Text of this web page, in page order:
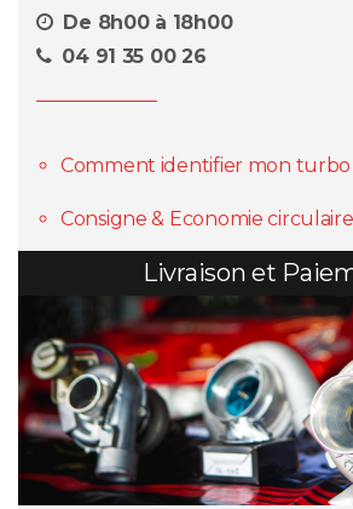
De 8h00 à 18h00
04 91 35 00 26
Comment identifier mon turbo
Consigne & Economie circulaire
Livraison et